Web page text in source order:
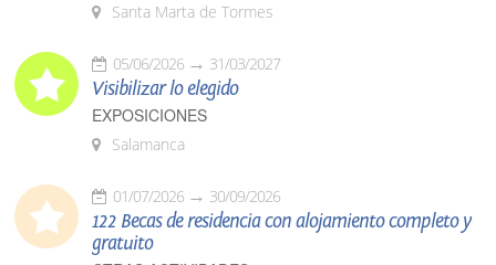
Santa Marta de Tormes
05/06/2026 31/03/2027
Visibilizar lo elegido
EXPOSICIONES
Salamanca
01/07/2026 30/09/2026
122 Becas de residencia con alojamiento completo y
gratuito